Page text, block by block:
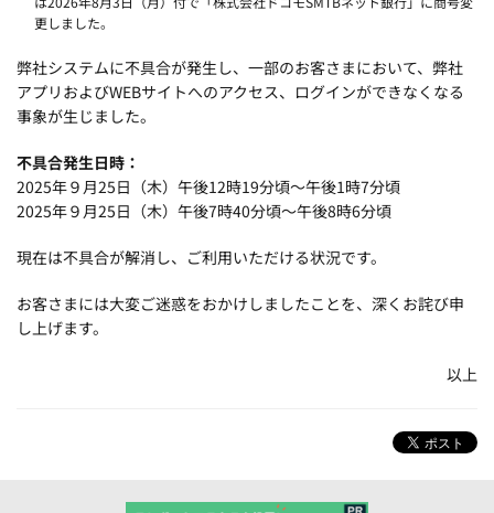
更しました。
弊社システムに不具合が発生し、一部のお客さまにおいて、弊社
アプリおよびWEBサイトへのアクセス、ログインができなくなる
事象が生じました。
不具合発生日時：
2025年９月25日（木）午後12時19分頃～午後1時7分頃
2025年９月25日（木）午後7時40分頃～午後8時6分頃
現在は不具合が解消し、ご利用いただける状況です。
お客さまには大変ご迷惑をおかけしましたことを、深くお詫び申
し上げます。
以上